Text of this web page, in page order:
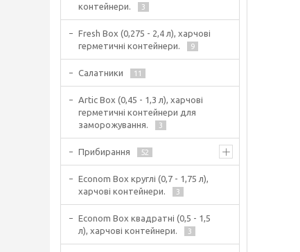
контейнери.
3
Fresh Box (0,275 - 2,4 л), харчові
герметичні контейнери.
9
Салатники 11
Artic Box (0,45 - 1,3 л), харчові
герметичні контейнери для
заморожування.
3
Прибирання 52
Econom Box круглі (0,7 - 1,75 л),
харчові контейнери.
3
Econom Box квадратні (0,5 - 1,5
л), харчові контейнери.
3